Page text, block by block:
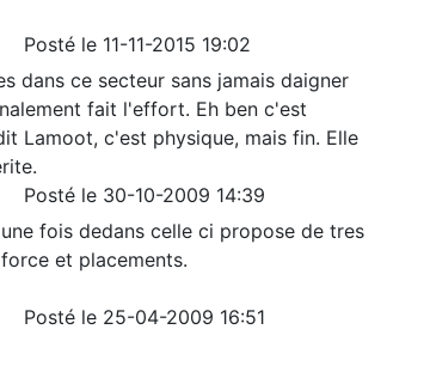
Posté le 11-11-2015 19:02
dans ce secteur sans jamais daigner
fait l'effort. Eh ben c'est
Lamoot, c'est physique, mais fin. Elle
Posté le 30-10-2009 14:39
fois dedans celle ci propose de tres
et placements.
Posté le 25-04-2009 16:51